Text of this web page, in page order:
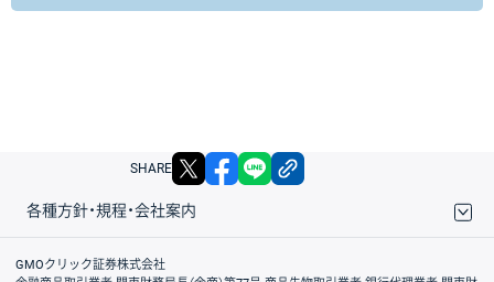
SHARE X facebook
各種方針・規程・会社案内
取引規程・約款
サイトマップ
その他のご案内
個人情報保護方針
最良執行方針
サイトのご利用について
ディスクレイマー
信託保全
リスク説明
会社案内
GMOクリック証券株式会社